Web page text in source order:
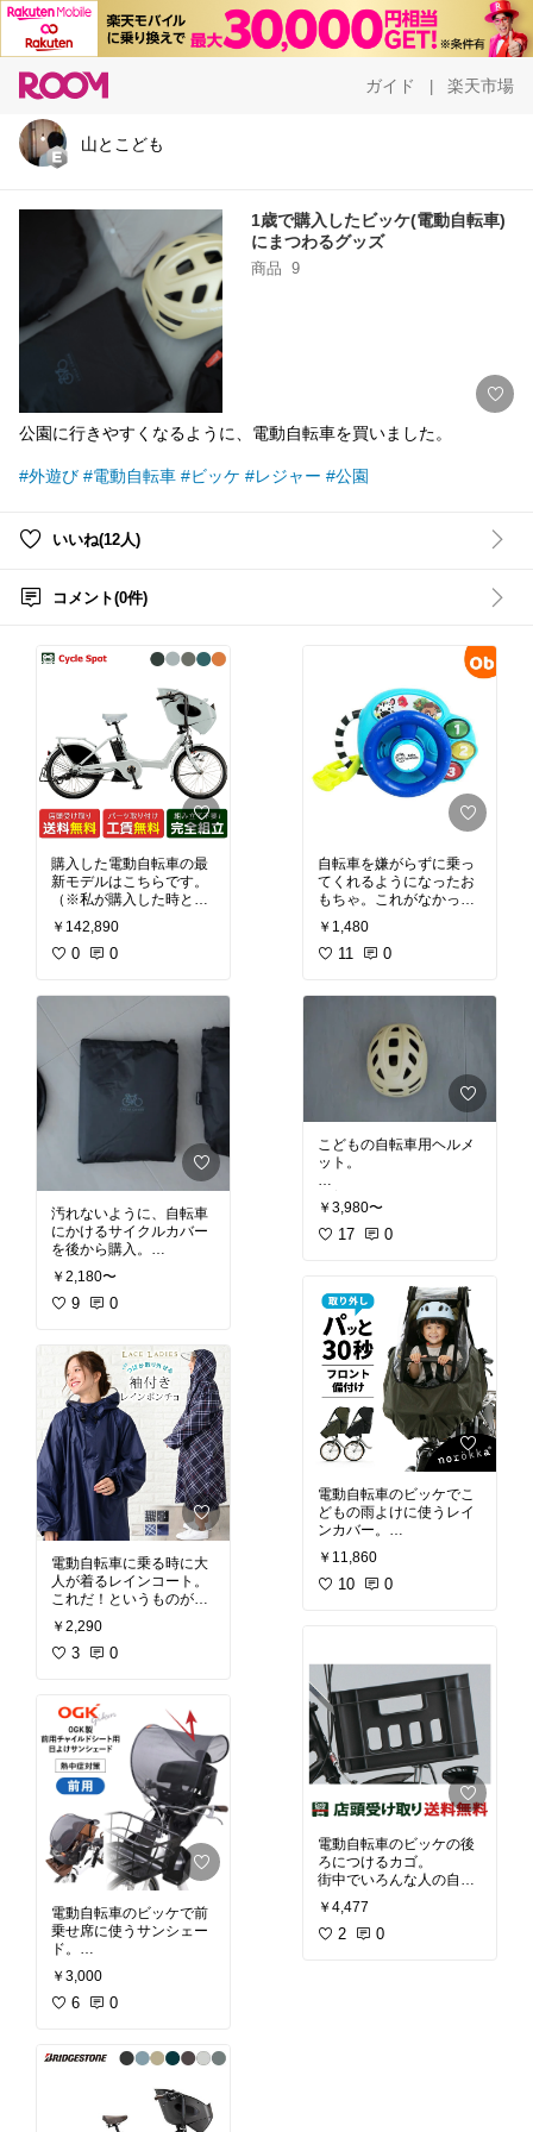
ガイド 楽天市場
山とこども
1歳で購入したビッケ(電動自転車)
にまつわるグッズ
商品 9
公園に行きやすくなるように、電動自転車を買いました。
#外遊び #電動自転車 #ビッケ #レジャー #公園
いいね(12人)
コメント(0件)
購入した電動自転車の最
新モデルはこちらです。
（※私が購入した時と現
在では、細かな仕様が異
なる場合があります。正
確な最新情報は、ショッ
￥142,890
0 0
汚れないように、自転車
にかけるサイクルカバー
を後から購入。
しっかりと止めることも
できるし、時間がない時
はとりあえずバサッとか
ますが、雨の日の前だ
け、とかでもいいと自転
車屋さんに教えてもらい
ました。
#オリジナル写真
#買って
よかった
#電動自転車 #
ビッケ
￥2,180〜
9 0
電動自転車に乗る時に大
人が着るレインコート。
これだ！というものが
中々なくて、かなり悩ん
でこれに決めました。
・サンバイザー付きで安
全
・雨の日には基本的に乗
らないので、持ち運びし
やすいようにとにかく軽
いものがよかった
→他のレインコートは防
御力は高いけど重かった
り蒸れるというレビュー
が多かった
#電動自転車 #ビッケ
#外
遊び
￥2,290
3 0
電動自転車のビッケで前
乗せ席に使うサンシェー
ド。
・日除けを付けてあげた
かったので購入
#電動自転車 #ビッケ #外
￥3,000
6 0
自転車を嫌がらずに乗っ
てくれるようになったお
もちゃ。これがなかった
らどうなっていたこと
か…！
のクラクションを押した
り、音楽を鳴らしたりし
てノリノリで揺れてくれ
ている笑
・自転車に乗る前に泣い
てしまう時は、クラクシ
持ちが切り替わって乗っ
てくれるようになった
￥1,480
11 0
こどもの自転車用ヘルメ
ット。
・普段帽子を嫌がるの
で、なるべく軽いものに
した(重要)
・1歳から使える
・カラー展開が豊富
#電動自転車 #ビッケ #外
遊び #オリジナル写真
￥3,980〜
17 0
電動自転車のビッケでこ
どもの雨よけに使うレイ
ンカバー。
かなり悩んだのですが、
いろんな方のレビューを
見てノロッカに決めまし
たい(重要)
→雨の日に乗る機会があ
まりなさそうなため
・デザインがシンプル
#ノロッカ #ビッケ #電動
自転車 #外遊び #レジャ
ー
#公園
￥11,860
10 0
電動自転車のビッケの後
ろにつけるカゴ。
街中でいろんな人の自転
車を観察して、デザイン
が一番好きなので決めま
した。
￥4,477
2 0